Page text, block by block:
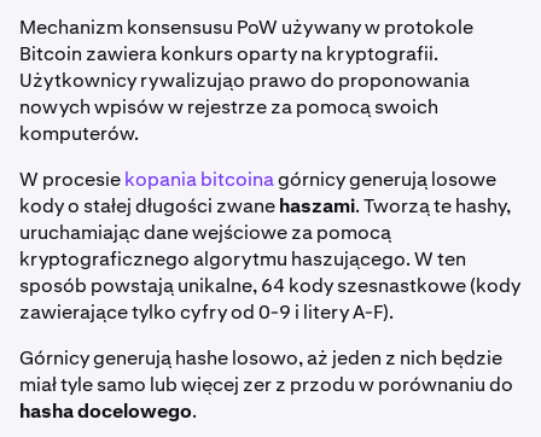
Mechanizm konsensusu PoW używany w protokole
Bitcoin zawiera konkurs oparty na kryptografii.
Użytkownicy rywalizująo prawo do proponowania
nowych wpisów w rejestrze za pomocą swoich
komputerów.
W procesiekopania bitcoinagórnicy generują losowe
kody o stałej długości zwanehaszami. Tworzą te hashy,
uruchamiając dane wejściowe za pomocą
kryptograficznego algorytmu haszującego. W ten
sposób powstają unikalne, 64 kody szesnastkowe (kody
zawierające tylko cyfry od 0-9 i litery A-F).
Górnicy generują hashe losowo, aż jeden z nich będzie
miał tyle samo lub więcej zer z przodu w porównaniu do
hasha docelowego.